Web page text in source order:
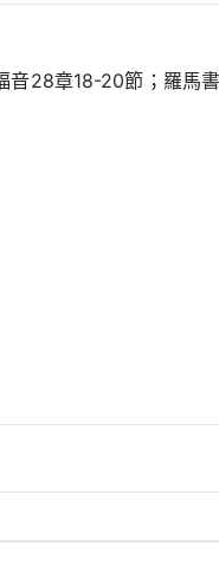
音28章18-20節；羅馬